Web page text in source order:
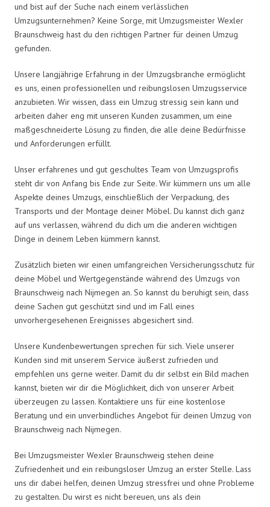
und bist auf der Suche nach einem verlässlichen
Umzugsunternehmen? Keine Sorge, mit Umzugsmeister Wexler
Braunschweig hast du den richtigen Partner für deinen Umzug
gefunden.
Unsere langjährige Erfahrung in der Umzugsbranche ermöglicht
es uns, einen professionellen und reibungslosen Umzugsservice
anzubieten. Wir wissen, dass ein Umzug stressig sein kann und
arbeiten daher eng mit unseren Kunden zusammen, um eine
maßgeschneiderte Lösung zu finden, die alle deine Bedürfnisse
und Anforderungen erfüllt.
Unser erfahrenes und gut geschultes Team von Umzugsprofis
steht dir von Anfang bis Ende zur Seite. Wir kümmern uns um alle
Aspekte deines Umzugs, einschließlich der Verpackung, des
Transports und der Montage deiner Möbel. Du kannst dich ganz
auf uns verlassen, während du dich um die anderen wichtigen
Dinge in deinem Leben kümmern kannst.
Zusätzlich bieten wir einen umfangreichen Versicherungsschutz für
deine Möbel und Wertgegenstände während des Umzugs von
Braunschweig nach Nijmegen an. So kannst du beruhigt sein, dass
deine Sachen gut geschützt sind und im Fall eines
unvorhergesehenen Ereignisses abgesichert sind.
Unsere Kundenbewertungen sprechen für sich. Viele unserer
Kunden sind mit unserem Service äußerst zufrieden und
empfehlen uns gerne weiter. Damit du dir selbst ein Bild machen
kannst, bieten wir dir die Möglichkeit, dich von unserer Arbeit
überzeugen zu lassen. Kontaktiere uns für eine kostenlose
Beratung und ein unverbindliches Angebot für deinen Umzug von
Braunschweig nach Nijmegen.
Bei Umzugsmeister Wexler Braunschweig stehen deine
Zufriedenheit und ein reibungsloser Umzug an erster Stelle. Lass
uns dir dabei helfen, deinen Umzug stressfrei und ohne Probleme
zu gestalten. Du wirst es nicht bereuen, uns als dein